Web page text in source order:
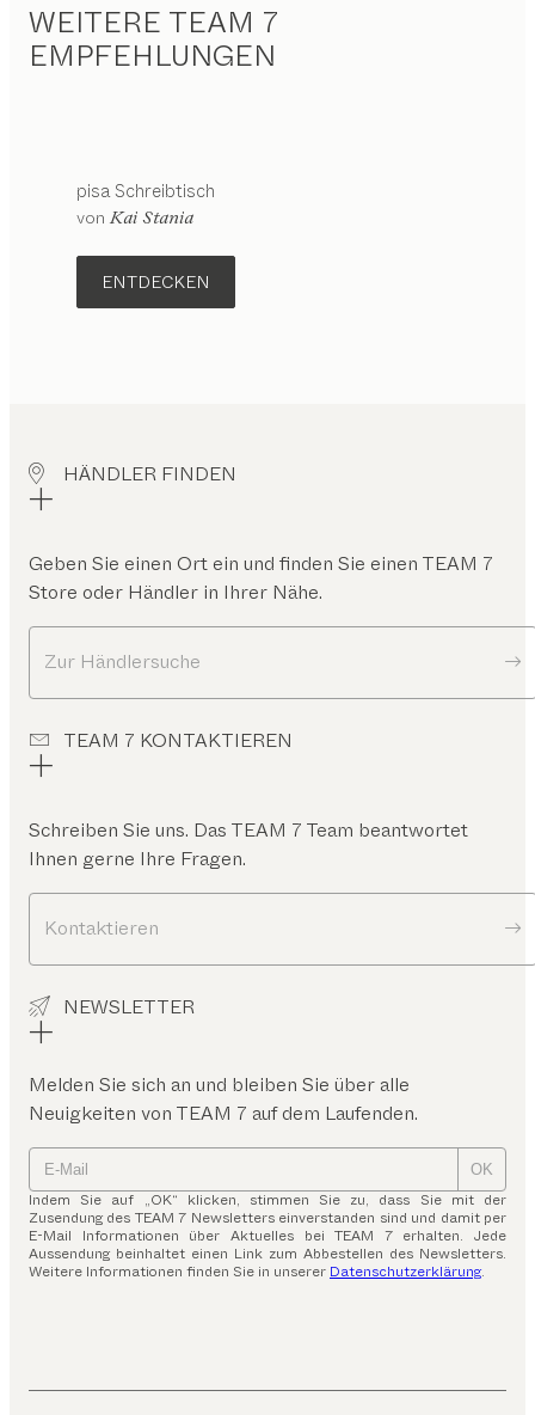
WEITERE TEAM 7
EMPFEHLUNGEN
pisaSchreibtisch
von Kai Stania
ENTDECKEN
HÄNDLER FINDEN
Geben Sie einen Ort ein und finden Sie einen TEAM 7
Store oder Händler in Ihrer Nähe.
Zur Händlersuche
TEAM 7 KONTAKTIEREN
Schreiben Sie uns. Das TEAM 7 Team beantwortet
Ihnen gerne Ihre Fragen.
Kontaktieren
NEWSLETTER
Melden Sie sich an und bleiben Sie über alle
Neuigkeiten von TEAM 7 auf dem Laufenden.
OK
Indem Sie auf „OK“ klicken, stimmen Sie zu, dass Sie mit der
Zusendung des TEAM 7 Newsletters einverstanden sind und damit per
E-Mail Informationen über Aktuelles bei TEAM 7 erhalten. Jede
Aussendung beinhaltet einen Link zum Abbestellen des Newsletters.
Weitere Informationen finden Sie in unserer Datenschutzerklärung.